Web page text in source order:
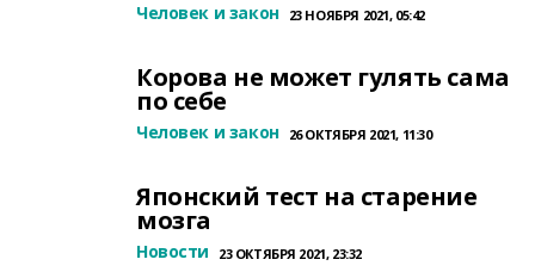
Человек и закон 23 НОЯБРЯ 2021, 05:42
Корова не может гулять сама
по себе
Человек и закон 26 ОКТЯБРЯ 2021, 11:30
Японский тест на старение
мозга
Новости 23 ОКТЯБРЯ 2021, 23:32